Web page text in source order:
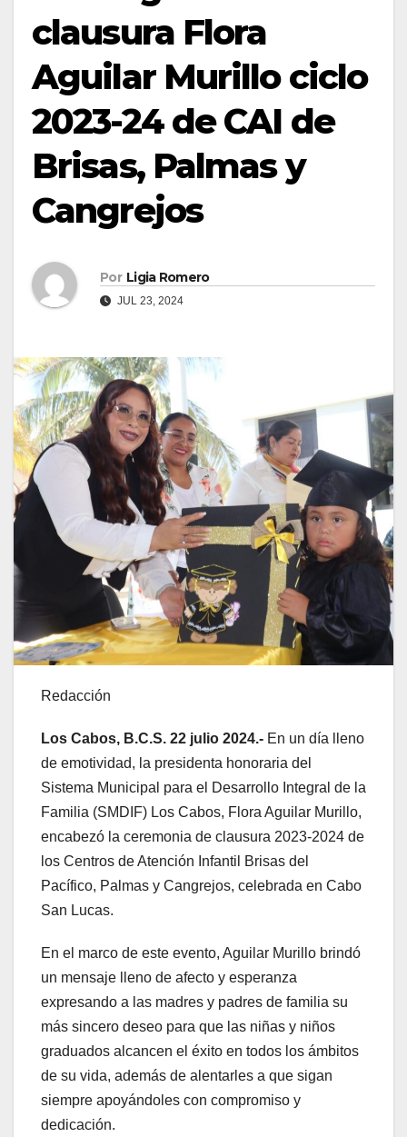
clausura Flora
Aguilar Murillo ciclo
2023-24 de CAI de
Brisas, Palmas y
Cangrejos
Por Ligia Romero
JUL 23, 2024
Redacción
Los Cabos, B.C.S. 22 julio 2024.- En un día lleno
de emotividad, la presidenta honoraria del
Sistema Municipal para el Desarrollo Integral de la
Familia (SMDIF) Los Cabos, Flora Aguilar Murillo,
encabezó la ceremonia de clausura 2023-2024 de
los Centros de Atención Infantil Brisas del
Pacífico, Palmas y Cangrejos, celebrada en Cabo
San Lucas.
En el marco de este evento, Aguilar Murillo brindó
un mensaje lleno de afecto y esperanza
expresando a las madres y padres de familia su
más sincero deseo para que las niñas y niños
graduados alcancen el éxito en todos los ámbitos
de su vida, además de alentarles a que sigan
siempre apoyándoles con compromiso y
dedicación.